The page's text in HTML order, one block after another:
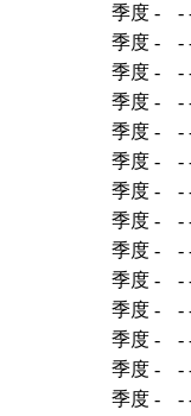
季度 - -
季度 - -
季度 - -
季度 - -
季度 - -
季度 - -
季度 - -
季度 - -
季度 - -
季度 - -
季度 - -
季度 - -
季度 - -
季度 - -